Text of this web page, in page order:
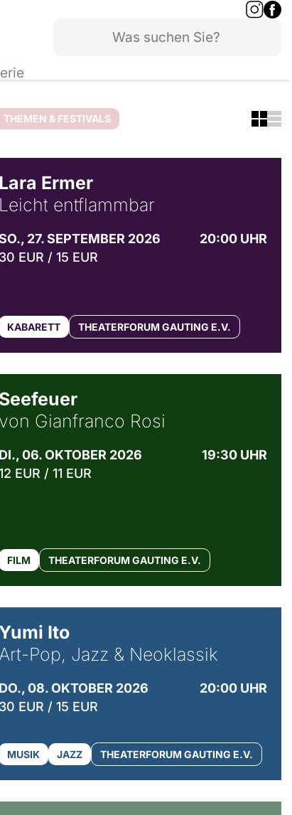
THEMEN & FESTIVALS
Lara Ermer
Leicht entflammbar
27. SEPTEMBER 2026
20:00 UHR
30 EUR / 15 EUR
KABARETT THEATERFORUM GAUTING E.V.
Seefeuer
von Gianfranco Rosi
DI., 06. OKTOBER 2026
19:30 UHR
EUR / 11 EUR
FILM THEATERFORUM GAUTING E.V.
Yumi Ito
Art-Pop, Jazz & Neoklassik
DO., 08. OKTOBER 2026
20:00 UHR
30 EUR / 15 EUR
MUSIK JAZZ THEATERFORUM GAUTING E.V.